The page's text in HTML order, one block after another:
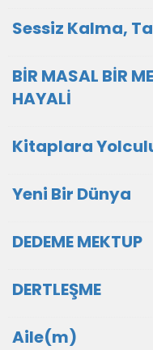
Sessiz Kalma,
BİR MASAL BİR
HAYALİ
Kitaplara
Yeni Bir Dünya
DEDEME MEKTUP
DERTLEŞME
Aile(m)